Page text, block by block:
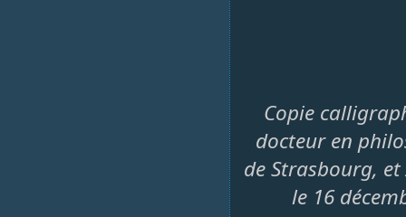
Copie
docteur en
de Strasbourg, et
le 16